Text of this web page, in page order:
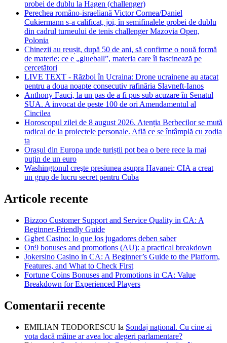
probei de dublu la Hagen (challenger)
Perechea româno-israeliană Victor Cornea/Daniel
Cukiermann s-a calificat, joi, în semifinalele probei de dublu
din cadrul turneului de tenis challenger Mazovia Open,
Polonia
Chinezii au reușit, după 50 de ani, să confirme o nouă formă
de materie: ce e „glueball”, materia care îi fascinează pe
cercetători
LIVE TEXT - Război în Ucraina: Drone ucrainene au atacat
pentru a doua noapte consecutiv rafinăria Slavneft-Ianos
Anthony Fauci, la un pas de a fi pus sub acuzare în Senatul
SUA. A invocat de peste 100 de ori Amendamentul al
Cincilea
Horoscopul zilei de 8 august 2026. Atenția Berbecilor se mută
radical de la proiectele personale. Află ce se întâmplă cu zodia
ta
Orașul din Europa unde turiștii pot bea o bere rece la mai
puțin de un euro
Washingtonul creşte presiunea asupra Havanei: CIA a creat
un grup de lucru secret pentru Cuba
Articole recente
Bizzoo Customer Support and Service Quality in CA: A
Beginner-Friendly Guide
Ggbet Casino: lo que los jugadores deben saber
On9 bonuses and promotions (AU): a practical breakdown
Jokersino Casino in CA: A Beginner’s Guide to the Platform,
Features, and What to Check First
Fortune Coins Bonuses and Promotions in CA: Value
Breakdown for Experienced Players
Comentarii recente
EMILIAN TEODORESCU la Sondaj național. Cu cine ai
vota dacă mâine ar avea loc alegeri parlamentare?